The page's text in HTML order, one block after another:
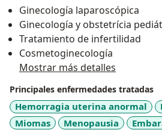
Ginecología laparoscópica
Ginecología y obstetrícia
Tratamiento de infertilidad
Cosmetoginecología
Mostrar más detalles
Principales enfermedades tratadas
Hemorragia uterina anormal
Miomas
Menopausia